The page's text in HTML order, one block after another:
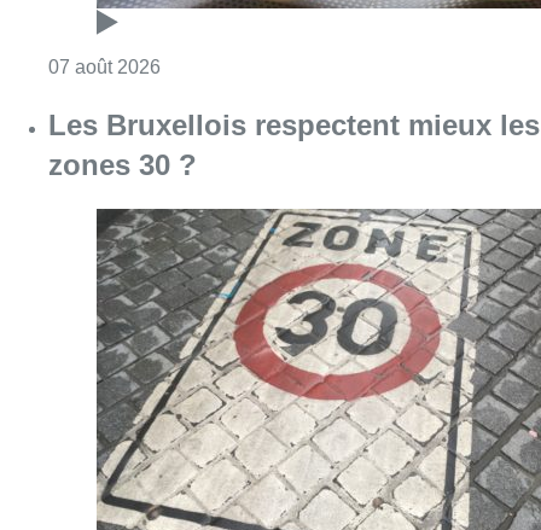
07 août 2026
Les Bruxellois respectent mieux les
zones 30 ?